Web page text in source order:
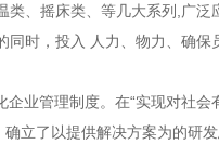
、摇床类、等几大系列,广
同时，投入 人力、物力、确
业管理制度。在“实现对社
立了以提供解决方案为的